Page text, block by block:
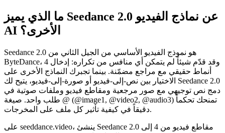
ما الذي يميز Seedance 2.0 عن نماذج الفيديو
AI الأخرى؟
Seedance 2.0 هو نموذج الفيديو الأساسي من الجيل الثاني من
ByteDance، وقد قدّم شيئاً لم يتمكن أي منافس من تكراره: إدخال 4
أنماط حقيقي مع مراجع مضمّنة. بينما تجبرك النماذج الأخرى على
الاختيار بين نص-إلى-فيديو أو صورة-إلى-فيديو، يتيح لك Seedance 2.0
دمج نص توجيهي مع صور مرجعية ومقاطع فيديو وملفات صوتية في
طلب واحد. صيغة @ (@image1, @video2, @audio3) تمنحك تحكماً
دقيقاً في كيفية تأثير كل ملف على المخرجات.
على seeddance.video، ينشئ Seedance 2.0 مقاطع فيديو من 4 إلى